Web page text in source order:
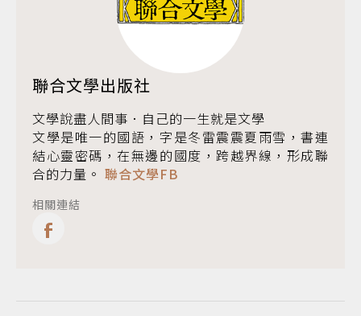
聯合文學出版社
文學說盡人間事．自己的一生就是文學
文學是唯一的國語，字是冬雷震震夏雨雪，書連
結心靈密碼，在無邊的國度，跨越界線，形成聯
合的力量。 聯合文學FB
相關連結